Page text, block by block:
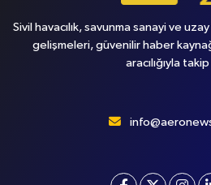
Sivil havacılık, savunma sanayi ve
gelişmeleri, güvenilir haber
aracılığıyla